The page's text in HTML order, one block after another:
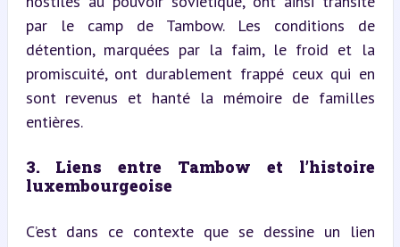
par le camp de Tambow. Les conditions de
détention, marquées par la faim, le froid et la
promiscuité, ont durablement frappé ceux qui en
sont revenus et hanté la mémoire de familles
entières.
3. Liens entre Tambow et l’histoire
luxembourgeoise
C’est dans ce contexte que se dessine un lien